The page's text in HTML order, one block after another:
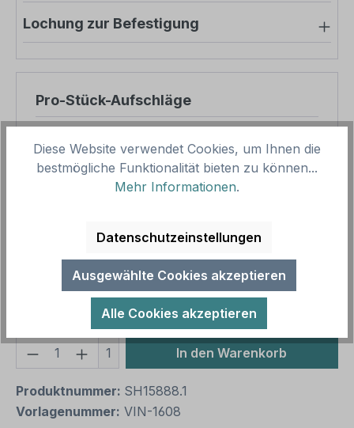
Lochung zur Befestigung
Pro-Stück-Aufschläge
Zwischensumme
14,40 €
Gesamtpreis
Preise inkl. MwSt. zzgl. Versandkosten
Aufgrund von Neuberechnungen im Warenkorb sind
abweichende Endpreise möglich.
Produkt Anzahl: Gib den gewünschten
1 In den Warenkorb
Produktnummer: SH15888.1
Vorlagenummer: VIN-1608
Diese Website verwendet Cookies, um Ihnen die
bestmögliche Funktionalität bieten zu können...
Mehr Informationen.
Datenschutzeinstellungen
Ausgewählte Cookies akzeptieren
Alle Cookies akzeptieren